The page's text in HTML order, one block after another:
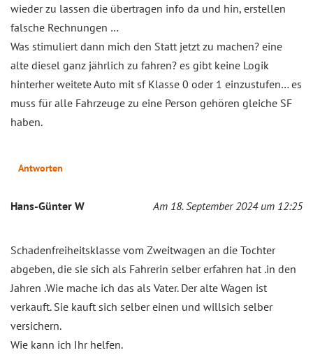
wieder zu lassen die übertragen info da und hin, erstellen
falsche Rechnungen …
Was stimuliert dann mich den Statt jetzt zu machen? eine
alte diesel ganz jährlich zu fahren? es gibt keine Logik
hinterher weitete Auto mit sf Klasse 0 oder 1 einzustufen… es
muss für alle Fahrzeuge zu eine Person gehören gleiche SF
haben.
Antworten
Hans-Günter W Am 18. September 2024 um 12:25
Schadenfreiheitsklasse vom Zweitwagen an die Tochter
abgeben, die sie sich als Fahrerin selber erfahren hat .in den
Jahren .Wie mache ich das als Vater. Der alte Wagen ist
verkauft. Sie kauft sich selber einen und willsich selber
versichern.
Wie kann ich Ihr helfen.